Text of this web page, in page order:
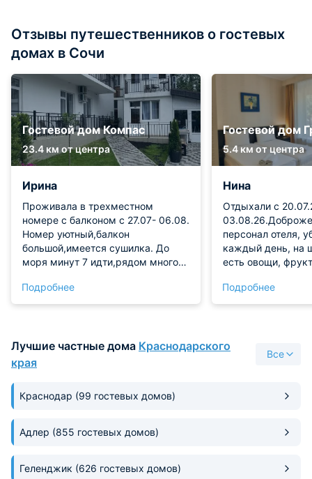
Отзывы путешественников о гостевых
домах в Сочи
Гостевой дом Компас
23.4 км от центра
Ирина
Проживала в трехместном
номере с балконом с 27.07- 06.08.
Номер уютный,балкон
большой,имеется сушилка. До
моря минут 7 идти,рядом много
приветливые,приятные люди. Есть
чистый бассейн.Всё понравилось
Подробнее
Гостевой дом
5.4 км от центра
Нина
Отдыхали с
персонал отеля,
каждый день, на
есть овощи,
салаты каждый
поесть. Вид из
с 9.00 до пляжа.
автобусные
можно дойти до
оплачены ужины
Подробнее
Лучшие частные дома Краснодарского
края
Все
Краснодар (99 гостевых домов)
Адлер (855 гостевых домов)
Геленджик (626 гостевых домов)